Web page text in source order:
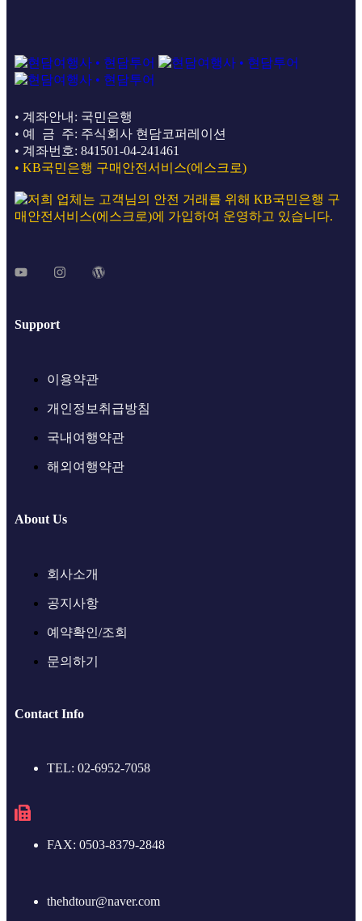
• 계좌안내: 국민은행
• 예 금 주: 주식회사 현담코퍼레이션
• 계좌번호: 841501-04-241461
• KB국민은행 구매안전서비스(에스크로)
Support
이용약관
개인정보취급방침
국내여행약관
해외여행약관
About Us
회사소개
공지사항
예약확인/조회
문의하기
Contact Info
TEL: 02-6952-7058
FAX: 0503-8379-2848
thehdtour@naver.com